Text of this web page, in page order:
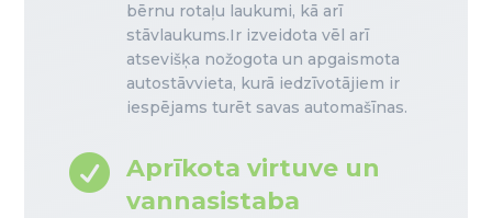
bērnu rotaļu laukumi, kā arī
stāvlaukums.Ir izveidota vēl arī
atsevišķa nožogota un apgaismota
autostāvvieta, kurā iedzīvotājiem ir
iespējams turēt savas automašīnas.
 Aprīkota virtuve un
vannasistaba